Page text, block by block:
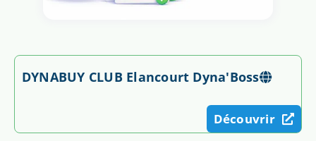
DYNABUY CLUB Elancourt Dyna'Boss
Découvrir